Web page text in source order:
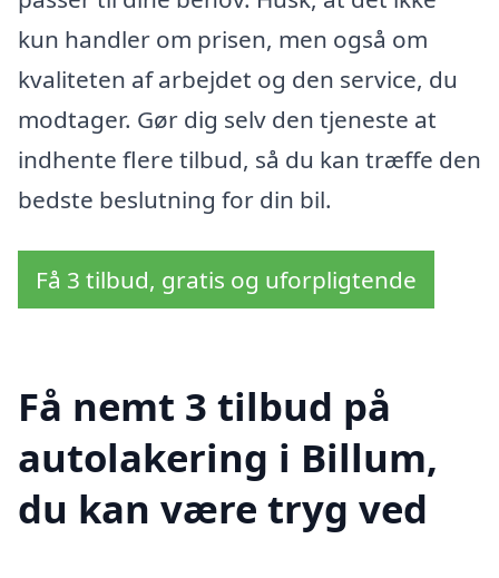
kun handler om prisen, men også om
kvaliteten af arbejdet og den service, du
modtager. Gør dig selv den tjeneste at
indhente flere tilbud, så du kan træffe den
bedste beslutning for din bil.
Få 3 tilbud, gratis og uforpligtende
Få nemt 3 tilbud på
autolakering i Billum,
du kan være tryg ved